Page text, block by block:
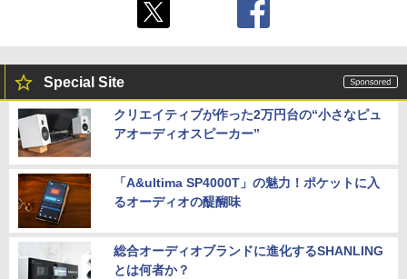
Special Site
クリエイティブが作った2万円台の“小さなピュ
アオーディオスピーカー”
「A&ultima SP4000T」の魅力！ポケットに入
るオーディオの醍醐味
総合オーディオブランドに進化するSHANLING
とは何者か？